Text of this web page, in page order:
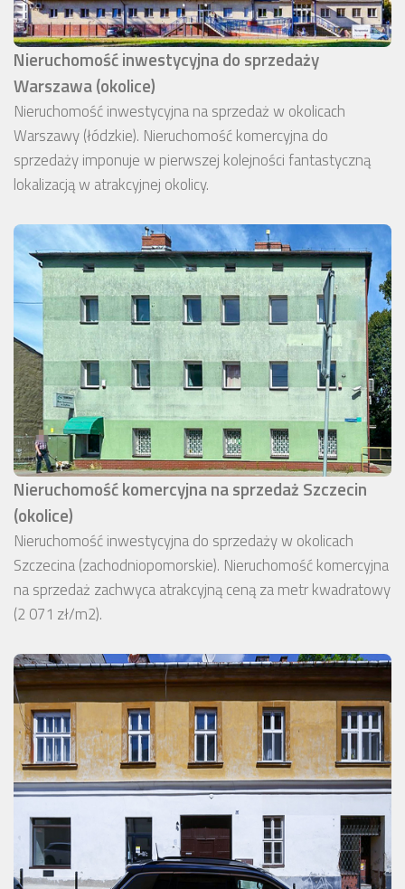
Nieruchomość inwestycyjna do sprzedaży
Warszawa (okolice)
Nieruchomość inwestycyjna na sprzedaż w okolicach
Warszawy (łódzkie). Nieruchomość komercyjna do
sprzedaży imponuje w pierwszej kolejności fantastyczną
lokalizacją w atrakcyjnej okolicy.
Nieruchomość komercyjna na sprzedaż Szczecin
(okolice)
Nieruchomość inwestycyjna do sprzedaży w okolicach
Szczecina (zachodniopomorskie). Nieruchomość komercyjna
na sprzedaż zachwyca atrakcyjną ceną za metr kwadratowy
(2 071 zł/m2).